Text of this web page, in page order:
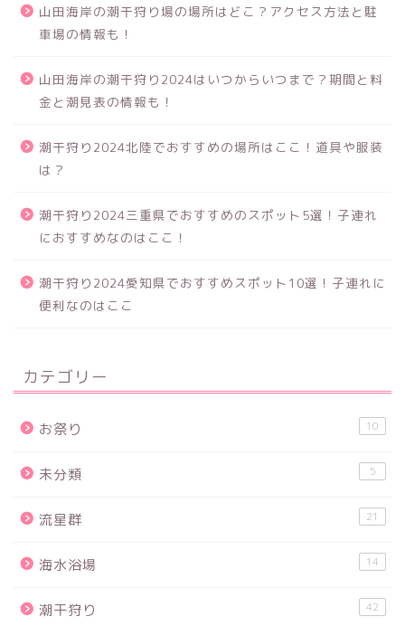
山田海岸の潮干狩り場の場所はどこ？アクセス方法と駐
車場の情報も！
山田海岸の潮干狩り2024はいつからいつまで？期間と料
金と潮見表の情報も！
潮干狩り2024北陸でおすすめの場所はここ！道具や服装
は？
潮干狩り2024三重県でおすすめのスポット5選！子連れ
におすすめなのはここ！
潮干狩り2024愛知県でおすすめスポット10選！子連れに
便利なのはここ
カテゴリー
お祭り 10
未分類 5
流星群 21
海水浴場 14
潮干狩り 42